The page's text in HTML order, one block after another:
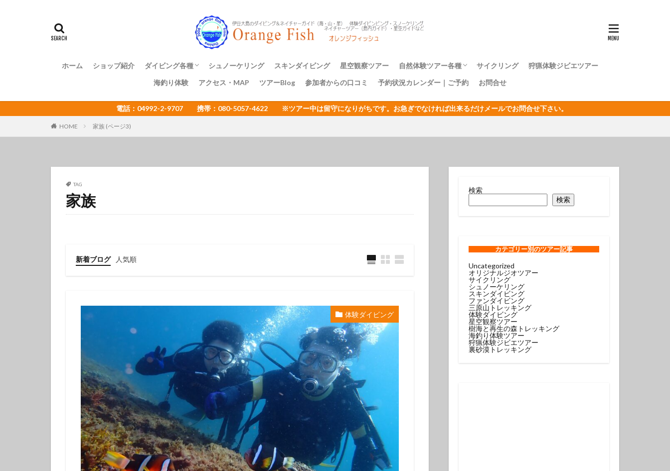
ホーム ショップ紹介 ダイビング各種
ファンダイビング
体験ダイビング
OWライセンス講習
ADアドバンス講習
NAUI各種ステップアップ講習
ショップ様向け大島ツアーのご案内
シュノーケリング スキンダイビング 星空観察ツアー 自然体験ツアー各種
三原山トレッキングツアー
裏砂漠トレッキングツアー
樹海と再生の森トレッキングツアー
１日一組限定オリジナルジオツアー
サイクリング
狩猟体験ジビエツアー
海釣り体験
アクセス・MAP ツアーBlog 参加者からの口コミ 予約状況カレンダー｜ご予約 お問合せ
電話：04992-2-9707 携帯：080-5057-4622 ※ツアー中は留守になりがちです。お急ぎでなければ出来るだけメールでお問合せ下さい。
HOME 家族 (ページ3)
TAG
家族
新着ブログ 人気順
体験ダイビング
検索
検索
カテゴリー別のツアー記事
Uncategorized
オリジナルジオツアー
サイクリング
シュノーケリング
スキンダイビング
ファンダイビング
三原山トレッキング
体験ダイビング
星空観察ツアー
樹海と再生の森トレッキング
海釣り体験ツアー
狩猟体験ジビエツアー
裏砂漠トレッキング
イサキ イサキの群れ イシガキフグ イズカサゴ
イトヒキコハクハナダイ
イニシキベラ イバラカンザシ イバラダツ
イロカエルアンコウ
インターネットウミウシ
ウデフリツノザヤウミウシ ウミウシ
ウミウシいっぱい
ウミウシカクレエビ
ウミウシ三昧 ウミガメ ウミスズメ ウミテング
ウメボシイソギンチャク
オオセ
オオミウマ オオモンカエルアンコウ オオルリ オカヤドカリ
オジサン
オレンジフィッシュ
ガイドツアー カエルアンコウ カエルの卵 カキハラ
ガクアジサイ
カナメイロウミウウシ
カナメイロウミウシ カミソリウオ カメと泳ぐ
ガンガゼエビ
キャラメルウミウシ
キョン キリンミノカサゴ キンチャクガニ クエ
ゲッコウスズメダイ
サガミリュウグウウミウシ
サクラミノウミウシ
サザナミフグ サフランイロウミウシ サメ
サルトリイバラ
ジオガイド
ジオツアー ジオパーク シカマガの滝 シテンヤッコ
シモフリカメサンウミウシ
シャーク シュノーケリングツアー
シュノーケル
シロイバラウミウシ
シロシキブイロウミウシ スキューバダイビング
スキンダイビングツアー
スターウォッチング スターウオッチング
セダカギンポ
ゼブラソウシ ゼブラソウシカエルアンコウ
セミホウボウ
ソウシカエルアンコウ ソメワケヤッコ
ソラスズメダイ
ダイビングガイド ダイビングツアー ダイビングライセンス
ダイビング講習
タカベ タツノイトコ タツノオトシゴ
タテジマキンチャクダイ
タテジマヤッコ タンデムサイクリング
ツノザヤウミウシ
ツノダシ ツバメウオ ツマジロオコゼ ツムブリ